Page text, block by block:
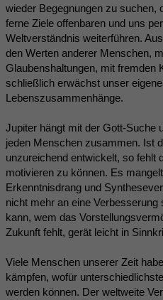
wieder Begegnungen zu suchen,
ferne Ziele offenbaren und uns
Weltverständnis weiterführen.
den Werten anderer Menschen,
Glaubenshaltungen, mit fremden
schließlich erwächst unser
Lebenszusammenhänge.
Jupiter hängt mit der Gott-Suche
jeden Menschen zusammen. Ist
unzureichend entwickelt, so fehlt
motivieren zu können. Es
Erkenntnisdrang und
nicht mehr an eine Verbesserung
kann, wem das
Zukunft fehlt, gerät leicht in
Viele Menschen unserer Zeit
kämpfen, wofür
werden können. Der weltweite